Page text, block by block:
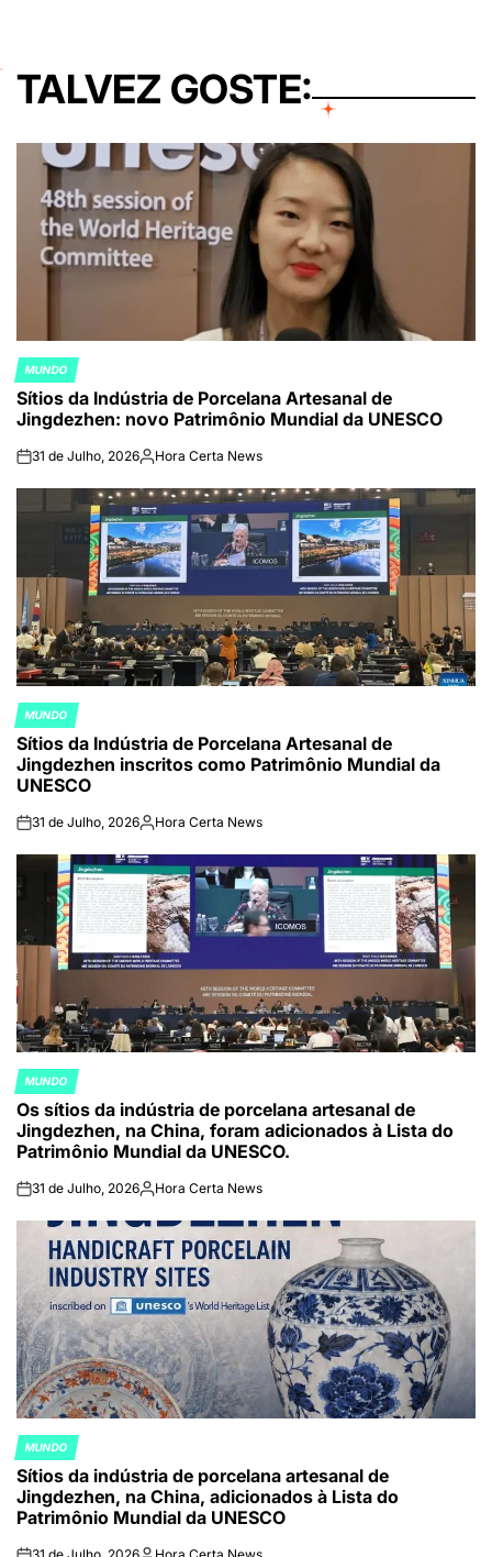
TALVEZ GOSTE:
POSTED
IN
MUNDO
Sítios da Indústria de Porcelana Artesanal de
Jingdezhen: novo Patrimônio Mundial da UNESCO
on31 de Julho, 2026Publicado
Hora Certa News
POSTED
IN
MUNDO
Sítios da Indústria de Porcelana Artesanal de
Jingdezhen inscritos como Patrimônio Mundial da
UNESCO
on31 de Julho, 2026Publicado
Hora Certa News
POSTED
IN
MUNDO
Os sítios da indústria de porcelana artesanal de
Jingdezhen, na China, foram adicionados à Lista do
Patrimônio Mundial da UNESCO.
on31 de Julho, 2026Publicado
Hora Certa News
POSTED
IN
MUNDO
Sítios da indústria de porcelana artesanal de
Jingdezhen, na China, adicionados à Lista do
Patrimônio Mundial da UNESCO